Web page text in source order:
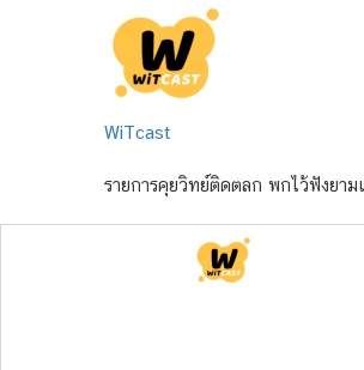
WiTcast
รายการคุยวิทย์ติดตลก พกไว้ฟังยาม